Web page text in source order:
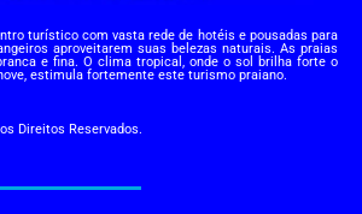
turístico com vasta rede de hotéis e pousadas para
aproveitarem suas belezas naturais. As praias
e fina. O clima tropical, onde o sol brilha forte o
estimula fortemente este turismo praiano.
Direitos Reservados.